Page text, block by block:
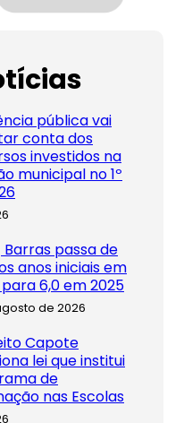
pública vai
conta dos
investidos na
municipal no 1º
Barras passa de
anos iniciais em
6,0 em 2025
de 2026
Capote
lei que institui
de
nas Escolas